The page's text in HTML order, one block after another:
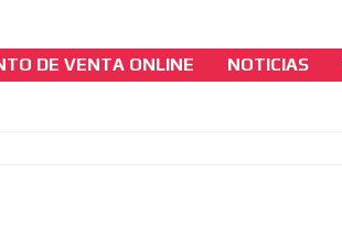
DE VENTA ONLINE NOTICIAS
SAS , es obligatorio?